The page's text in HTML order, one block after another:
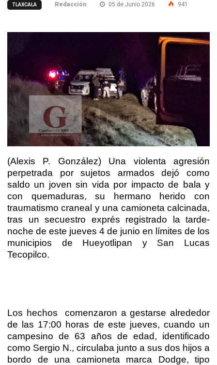
TLAXCALA Redacción 05 de Junio 2026 941
(Alexis P. González) Una violenta agresión
perpetrada por sujetos armados dejó como
saldo un joven sin vida por impacto de bala y
con quemaduras, su hermano herido con
traumatismo craneal y una camioneta calcinada,
tras un secuestro exprés registrado la tarde-
noche de este jueves 4 de junio en límites de los
municipios de Hueyotlipan y San Lucas
Tecopilco.
Los hechos
comenzaron a gestarse alrededor
de las 17:00 horas de este jueves, cuando un
campesino de 63 años de edad, identificado
como Sergio N., circulaba junto a sus dos hijos a
bordo de una camioneta marca Dodge, tipo